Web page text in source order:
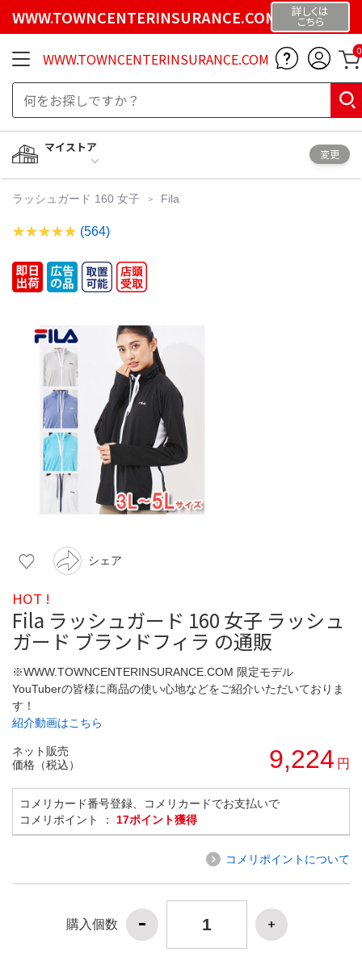
WWW.TOWNCENTERINSURANCE.COM 詳しくは
こちら
WWW.TOWNCENTERINSURANCE.COM 0
マイストア
変更
ラッシュガード 160 女子 Fila
(564)
シェア
HOT !
Fila ラッシュガード 160 女子 ラッシュ
ガード ブランドフィラ の通販
※WWW.TOWNCENTERINSURANCE.COM 限定モデル
YouTuberの皆様に商品の使い心地などをご紹介いただいておりま
す！
紹介動画はこちら
ネット販売
価格（税込）
9,224 円
コメリカード番号登録、コメリカードでお支払いで
コメリポイント ： 17ポイント獲得
コメリポイントについて
購入個数